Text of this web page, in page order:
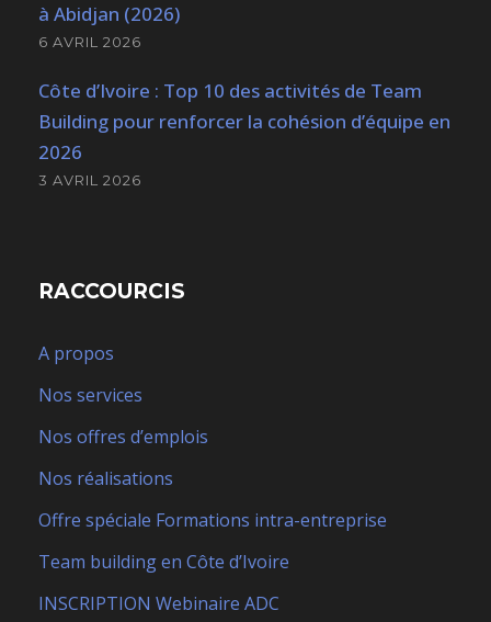
à Abidjan (2026)
6 AVRIL 2026
Côte d’Ivoire : Top 10 des activités de Team
Building pour renforcer la cohésion d’équipe en
2026
3 AVRIL 2026
RACCOURCIS
A propos
Nos services
Nos offres d’emplois
Nos réalisations
Offre spéciale Formations intra-entreprise
Team building en Côte d’Ivoire
INSCRIPTION Webinaire ADC